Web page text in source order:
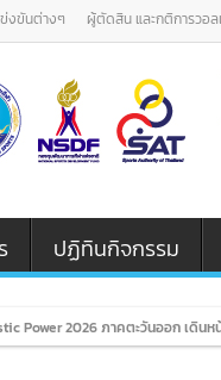
งขันต่างๆ ผู้ตัดสิน และกติการวอ
ปฏิทินกิจกรรม
Power 2026 ภาคตะวันออก เดิน